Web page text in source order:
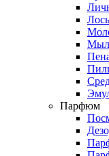
Парфюм